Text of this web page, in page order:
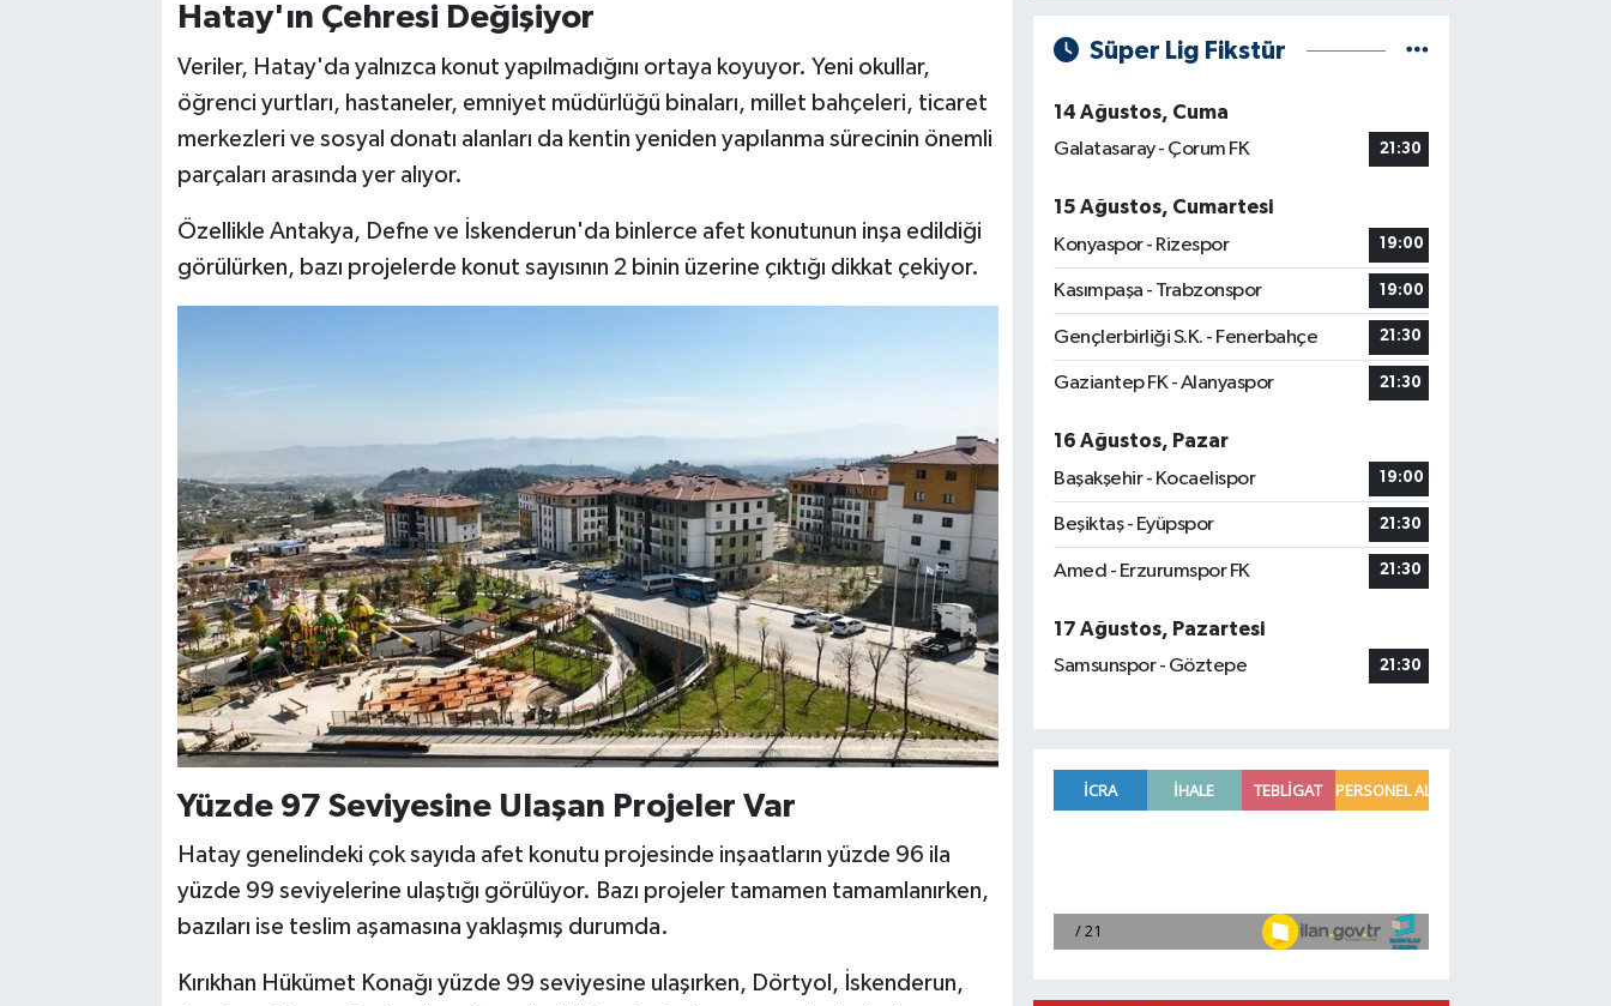
Hatay'ın Çehresi Değişiyor
Veriler, Hatay'da yalnızca konut yapılmadığını ortaya koyuyor. Yeni okullar,
öğrenci yurtları, hastaneler, emniyet müdürlüğü binaları, millet bahçeleri, ticaret
merkezleri ve sosyal donatı alanları da kentin yeniden yapılanma sürecinin önemli
parçaları arasında yer alıyor.
Özellikle Antakya, Defne ve İskenderun'da binlerce afet konutunun inşa edildiği
görülürken, bazı projelerde konut sayısının 2 binin üzerine çıktığı dikkat çekiyor.
Yüzde 97 Seviyesine Ulaşan Projeler Var
Hatay genelindeki çok sayıda afet konutu projesinde inşaatların yüzde 96 ila
yüzde 99 seviyelerine ulaştığı görülüyor. Bazı projeler tamamen tamamlanırken,
bazıları ise teslim aşamasına yaklaşmış durumda.
Kırıkhan Hükümet Konağı yüzde 99 seviyesine ulaşırken, Dörtyol, İskenderun,
Süper Lig Fikstür
14 Ağustos, Cuma
Galatasaray - Çorum FK
21:30
15 Ağustos, Cumartesi
Konyaspor - Rizespor
19:00
Kasımpaşa - Trabzonspor 19:00
Gençlerbirliği S.K. - Fenerbahçe 21:30
Gaziantep FK - Alanyaspor 21:30
16 Ağustos, Pazar
Başakşehir - Kocaelispor
19:00
Beşiktaş - Eyüpspor 21:30
Amed - Erzurumspor FK 21:30
17 Ağustos, Pazartesi
Samsunspor - Göztepe
21:30
Mersin'de uyuşturucu